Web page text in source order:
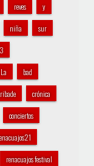
reves y
niña sur
La bad
crónica
conciertos
renacuajos festival